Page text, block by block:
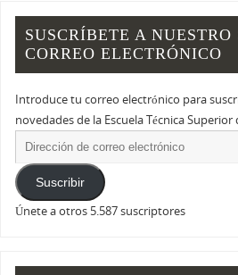
SUSCRÍBETE A NUESTRO
CORREO ELECTRÓNICO
Introduce tu correo electrónico para
novedades de la Escuela Técnica
Suscribir
Únete a otros 5.587 suscriptores